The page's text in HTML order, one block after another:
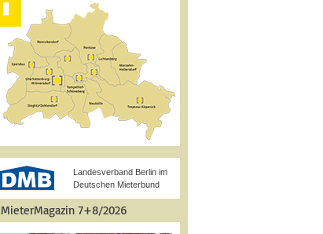
Landesverband Berlin im
Deutschen Mieterbund
MieterMagazin 7+8/2026